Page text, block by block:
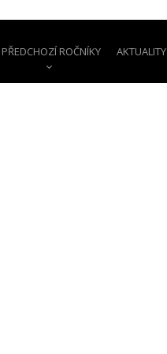
PŘEDCHOZÍ ROČNÍKY AKTUALITY